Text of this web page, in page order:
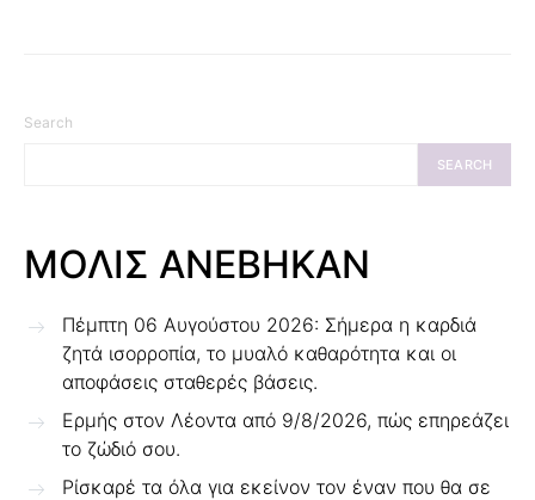
Search
SEARCH
ΜΟΛΙΣ ΑΝΕΒΗΚΑΝ
Πέμπτη 06 Αυγούστου 2026: Σήμερα η καρδιά
ζητά ισορροπία, το μυαλό καθαρότητα και οι
αποφάσεις σταθερές βάσεις.
Ερμής στον Λέοντα από 9/8/2026, πώς επηρεάζει
το ζώδιό σου.
Ρίσκαρέ τα όλα για εκείνον τον έναν που θα σε